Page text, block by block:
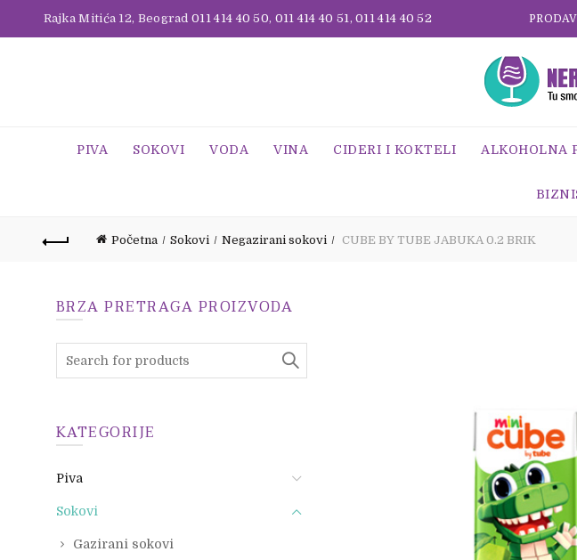
Rajka Mitića 12, Beograd011 414 40 50, 011 414 40 51,011 414 40 52
PIVA SOKOVI VODA VINA CIDERI I KOKTELI ALKOHOLNA
Početna Sokovi Negazirani sokovi CUBE BY TUBE JABUKA 0.2 BRIK
BRZA PRETRAGA PROIZVODA
KATEGORIJE
Piva
Sokovi
Gazirani sokovi